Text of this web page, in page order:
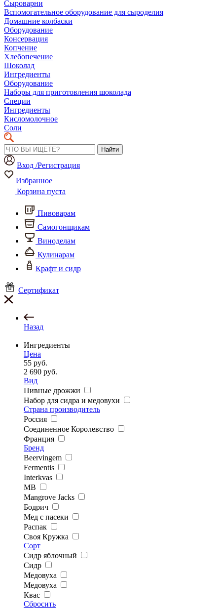
Сыроварни
Вспомогательное оборудование для сыроделия
Домашние колбаски
Оборудование
Консервация
Копчение
Хлебопечение
Шоколад
Ингредиенты
Оборудование
Наборы для приготовления шоколада
Специи
Ингредиенты
Кисломолочное
Соли
Найти
Вход /Регистрация
Избранное
Корзина пуста
Пивоварам
Самогонщикам
Виноделам
Кулинарам
Крафт и сидр
Сертификат
Назад
Ингредиенты
Цена
55 руб.
2 690 руб.
Вид
Пивные дрожжи
Набор для сидра и медовухи
Страна производитель
Россия
Соединенное Королевство
Франция
Бренд
Beervingem
Fermentis
Interkvas
MB
Mangrove Jacks
Бодрич
Мед с пасеки
Распак
Своя Кружка
Сорт
Сидр яблочный
Сидр
Медовуха
Медовуха
Квас
Сбросить